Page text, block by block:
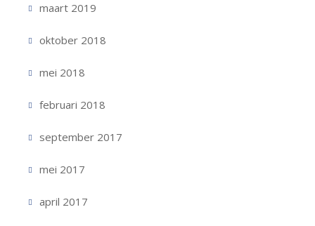
maart 2019
oktober 2018
mei 2018
februari 2018
september 2017
mei 2017
april 2017